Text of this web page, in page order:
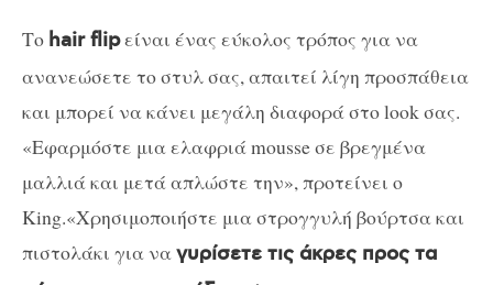
Το hair flipείναι ένας εύκολος τρόπος για να
ανανεώσετε το στυλ σας, απαιτεί λίγη προσπάθεια
και μπορεί να κάνει μεγάλη διαφορά στο look σας.
«Εφαρμόστε μια ελαφριά mousse σε βρεγμένα
μαλλιά και μετά απλώστε την», προτείνει ο
King.«Χρησιμοποιήστε μια στρογγυλή βούρτσα και
πιστολάκι για ναγυρίσετε τις άκρες προς τα